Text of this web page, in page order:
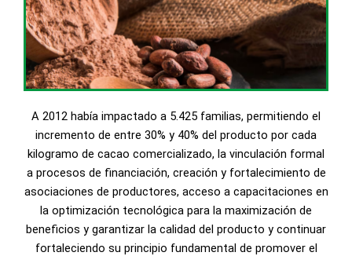
A 2012 había impactado a 5.425 familias, permitiendo el
incremento de entre 30% y 40% del producto por cada
kilogramo de cacao comercializado, la vinculación formal
a procesos de financiación, creación y fortalecimiento de
asociaciones de productores, acceso a capacitaciones en
la optimización tecnológica para la maximización de
beneficios y garantizar la calidad del producto y continuar
fortaleciendo su principio fundamental de promover el